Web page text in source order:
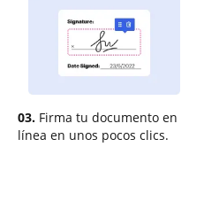
03. Firma tu documento en
línea en unos pocos clics.